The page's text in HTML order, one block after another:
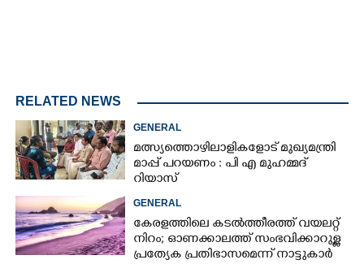
RELATED NEWS
GENERAL
മത്സ്യത്തൊഴിലാളികളോട് മുഖ്യമന്ത്രി
മാപ്പ് പറയണം : പി എ മുഹമ്മദ്
റിയാസ്
GENERAL
കേരളത്തിലെ കടൽത്തീരത്ത് വയലറ്റ്
നിറം; ഓണക്കാലത്ത് സംഭവിക്കാറുള്ള
പ്രത്യേക പ്രതിഭാസമെന്ന് നാട്ടുകാർ